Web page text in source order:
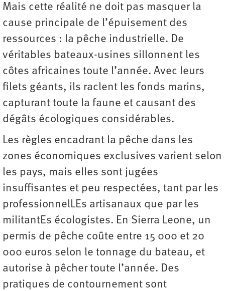
Mais cette réalité ne doit pas masquer la
cause principale de l’épuisement des
ressources : la pêche industrielle. De
véritables bateaux-usines sillonnent les
côtes africaines toute l’année. Avec leurs
filets géants, ils raclent les fonds marins,
capturant toute la faune et causant des
dégâts écologiques ­considérables.
Les règles encadrant la pêche dans les
zones économiques exclusives varient selon
les pays, mais elles sont jugées
insuffisantes et peu respectées, tant par les
professionnelLEs artisanaux que par les
militantEs écologistes. En Sierra Leone, un
permis de pêche coûte entre 15 000 et 20
000 euros selon le tonnage du bateau, et
autorise à pêcher toute l’année. Des
pratiques de contournement sont